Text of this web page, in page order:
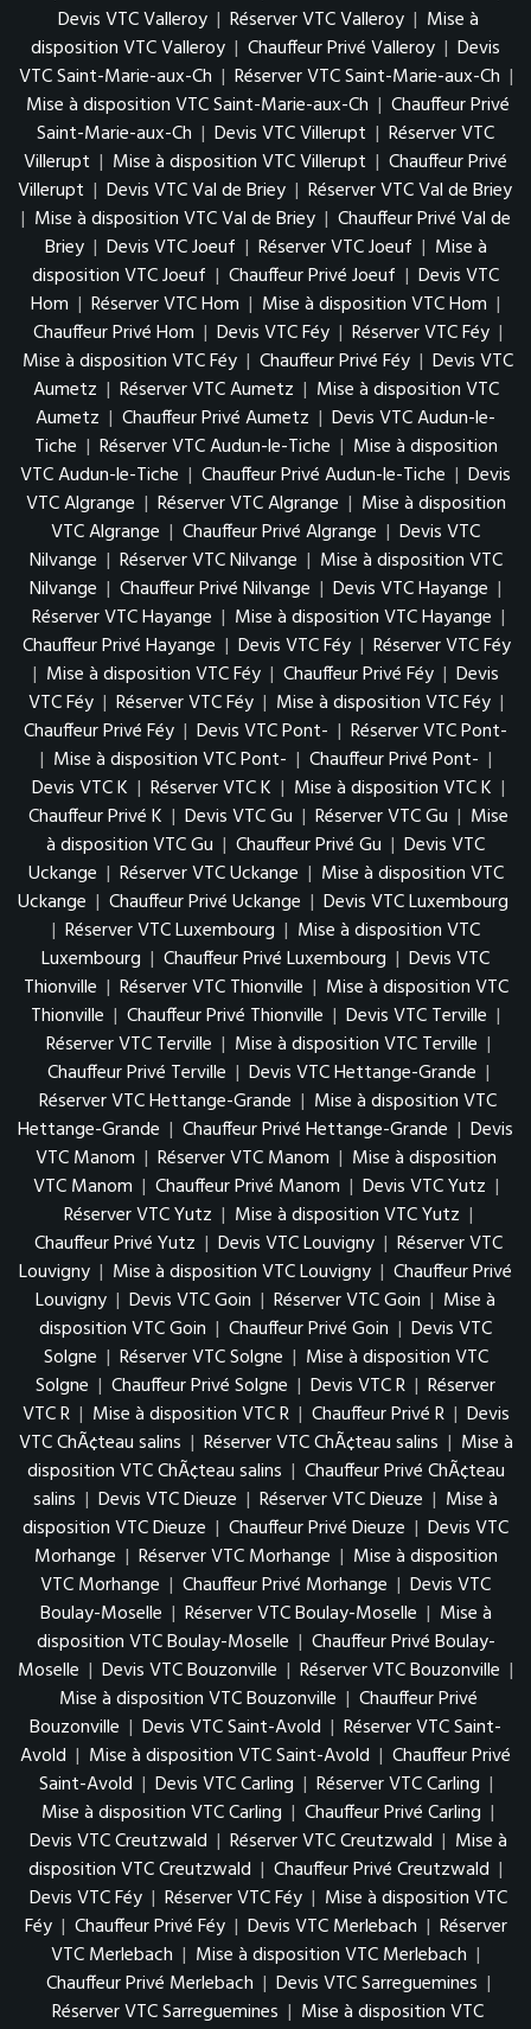
Devis VTC Valleroy | Réserver VTC Valleroy | Mise à
disposition VTC Valleroy | Chauffeur Privé Valleroy | Devis
VTC Saint-Marie-aux-Ch | Réserver VTC Saint-Marie-aux-Ch |
Mise à disposition VTC Saint-Marie-aux-Ch | Chauffeur Privé
Saint-Marie-aux-Ch | Devis VTC Villerupt | Réserver VTC
Villerupt | Mise à disposition VTC Villerupt | Chauffeur Privé
Villerupt | Devis VTC Val de Briey | Réserver VTC Val de Briey
| Mise à disposition VTC Val de Briey | Chauffeur Privé Val de
Briey | Devis VTC Joeuf | Réserver VTC Joeuf | Mise à
disposition VTC Joeuf | Chauffeur Privé Joeuf | Devis VTC
Hom | Réserver VTC Hom | Mise à disposition VTC Hom |
Chauffeur Privé Hom | Devis VTC Féy | Réserver VTC Féy |
Mise à disposition VTC Féy | Chauffeur Privé Féy | Devis VTC
Aumetz | Réserver VTC Aumetz | Mise à disposition VTC
Aumetz | Chauffeur Privé Aumetz | Devis VTC Audun-le-
Tiche | Réserver VTC Audun-le-Tiche | Mise à disposition
VTC Audun-le-Tiche | Chauffeur Privé Audun-le-Tiche | Devis
VTC Algrange | Réserver VTC Algrange | Mise à disposition
VTC Algrange | Chauffeur Privé Algrange | Devis VTC
Nilvange | Réserver VTC Nilvange | Mise à disposition VTC
Nilvange | Chauffeur Privé Nilvange | Devis VTC Hayange |
Réserver VTC Hayange | Mise à disposition VTC Hayange |
Chauffeur Privé Hayange | Devis VTC Féy | Réserver VTC Féy
| Mise à disposition VTC Féy | Chauffeur Privé Féy | Devis
VTC Féy | Réserver VTC Féy | Mise à disposition VTC Féy |
Chauffeur Privé Féy | Devis VTC Pont- | Réserver VTC Pont-
| Mise à disposition VTC Pont- | Chauffeur Privé Pont- |
Devis VTC K | Réserver VTC K | Mise à disposition VTC K |
Chauffeur Privé K | Devis VTC Gu | Réserver VTC Gu | Mise
à disposition VTC Gu | Chauffeur Privé Gu | Devis VTC
Uckange | Réserver VTC Uckange | Mise à disposition VTC
Uckange | Chauffeur Privé Uckange | Devis VTC Luxembourg
| Réserver VTC Luxembourg | Mise à disposition VTC
Luxembourg | Chauffeur Privé Luxembourg | Devis VTC
Thionville | Réserver VTC Thionville | Mise à disposition VTC
Thionville | Chauffeur Privé Thionville | Devis VTC Terville |
Réserver VTC Terville | Mise à disposition VTC Terville |
Chauffeur Privé Terville | Devis VTC Hettange-Grande |
Réserver VTC Hettange-Grande | Mise à disposition VTC
Hettange-Grande | Chauffeur Privé Hettange-Grande | Devis
VTC Manom | Réserver VTC Manom | Mise à disposition
VTC Manom | Chauffeur Privé Manom | Devis VTC Yutz |
Réserver VTC Yutz | Mise à disposition VTC Yutz |
Chauffeur Privé Yutz | Devis VTC Louvigny | Réserver VTC
Louvigny | Mise à disposition VTC Louvigny | Chauffeur Privé
Louvigny | Devis VTC Goin | Réserver VTC Goin | Mise à
disposition VTC Goin | Chauffeur Privé Goin | Devis VTC
Solgne | Réserver VTC Solgne | Mise à disposition VTC
Solgne | Chauffeur Privé Solgne | Devis VTC R | Réserver
VTC R | Mise à disposition VTC R | Chauffeur Privé R | Devis
VTC ChÃ¢teau salins | Réserver VTC ChÃ¢teau salins | Mise à
disposition VTC ChÃ¢teau salins | Chauffeur Privé ChÃ¢teau
salins | Devis VTC Dieuze | Réserver VTC Dieuze | Mise à
disposition VTC Dieuze | Chauffeur Privé Dieuze | Devis VTC
Morhange | Réserver VTC Morhange | Mise à disposition
VTC Morhange | Chauffeur Privé Morhange | Devis VTC
Boulay-Moselle | Réserver VTC Boulay-Moselle | Mise à
disposition VTC Boulay-Moselle | Chauffeur Privé Boulay-
Moselle | Devis VTC Bouzonville | Réserver VTC Bouzonville |
Mise à disposition VTC Bouzonville | Chauffeur Privé
Bouzonville | Devis VTC Saint-Avold | Réserver VTC Saint-
Avold | Mise à disposition VTC Saint-Avold | Chauffeur Privé
Saint-Avold | Devis VTC Carling | Réserver VTC Carling |
Mise à disposition VTC Carling | Chauffeur Privé Carling |
Devis VTC Creutzwald | Réserver VTC Creutzwald | Mise à
disposition VTC Creutzwald | Chauffeur Privé Creutzwald |
Devis VTC Féy | Réserver VTC Féy | Mise à disposition VTC
Féy | Chauffeur Privé Féy | Devis VTC Merlebach | Réserver
VTC Merlebach | Mise à disposition VTC Merlebach |
Chauffeur Privé Merlebach | Devis VTC Sarreguemines |
Réserver VTC Sarreguemines | Mise à disposition VTC